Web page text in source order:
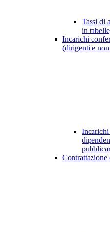
Tassi di
in
Incarichi
(dirigenti e
Incarichi
Contrattazione